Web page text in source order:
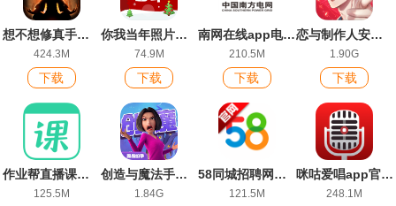
想不想修真手游官方版
424.3M
下载
你我当年照片修复软件
74.9M
下载
南网在线app电费查缴软件
210.5M
下载
恋与制作人安卓官服
1.90G
下载
作业帮直播课官方版
125.5M
创造与魔法手游官方版
1.84G
58同城招聘网找工作app
121.5M
咪咕爱唱app官方版
248.1M